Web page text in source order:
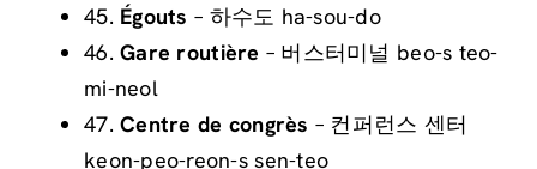
45. Égouts – 하수도 ha-sou-do
46.Gare routière – 버스터미널 beo-s teo-
mi-neol
47.Centre de congrès – 컨퍼런스 센터
keon-peo-reon-s sen-teo